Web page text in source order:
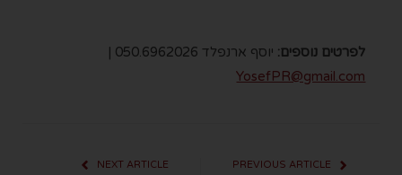
לפרטים נוספים: יוסף ארנפלד 050.6962026 |
YosefPR@gmail.com
NEXT ARTICLE